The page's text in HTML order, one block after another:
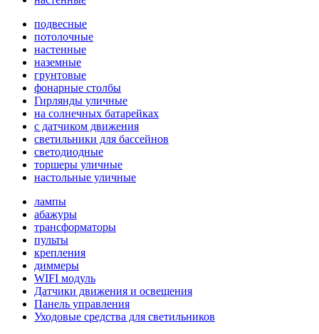
подвесные
потолочные
настенные
наземные
грунтовые
фонарные столбы
Гирлянды уличные
на солнечных батарейках
с датчиком движения
светильники для бассейнов
светодиодные
торшеры уличные
настольные уличные
лампы
абажуры
трансформаторы
пульты
крепления
диммеры
WIFI модуль
Датчики движения и освещения
Панель управления
Уходовые средства для светильников